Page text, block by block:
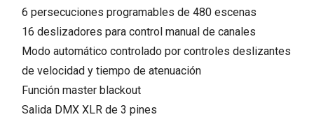
6 persecuciones programables de 480 escenas
16 deslizadores para control manual de canales
Modo automático controlado por controles deslizantes
de velocidad y tiempo de atenuación
Función master blackout
Salida DMX XLR de 3 pines